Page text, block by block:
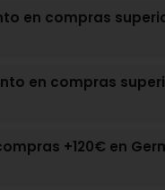
en compras
en compras
+120€ en